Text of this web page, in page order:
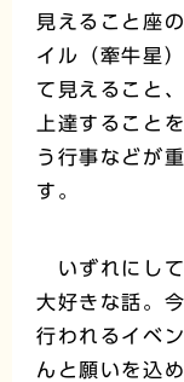
見えること座
イル（牽牛星
て見えること
上達すること
う行事などが
す。
いずれにして
大好きな話。
行われるイベ
んと願いを込